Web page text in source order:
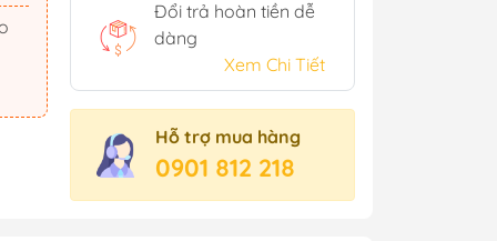
Đổi trả hoàn tiền dễ
dàng
Xem Chi Tiết
Hỗ trợ mua hàng
0901 812 218